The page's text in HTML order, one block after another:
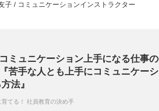
子 / コミュニケーションインストラクター
ュニケーション上手になる仕事の
苦手な人とも上手にコミュニケーシ
法』
てる！ 社員教育の決め手